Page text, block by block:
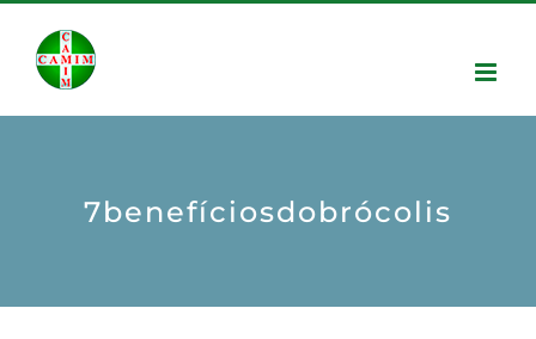
7benefíciosdobrócolis